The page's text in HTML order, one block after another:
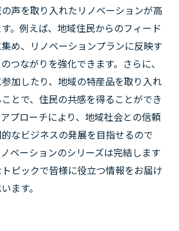
声を取り入れたリノベーションが高
。例えば、地域住民からのフィード
め、リノベーションプランに反映す
つながりを強化できます。さらに、
加したり、地域の特産品を取り入れ
とで、住民の共感を得ることができ
プローチにより、地域社会との信頼
なビジネスの発展を目指せるので
ベーションのシリーズは完結します
ピックで皆様に役立つ情報をお届け
ます。